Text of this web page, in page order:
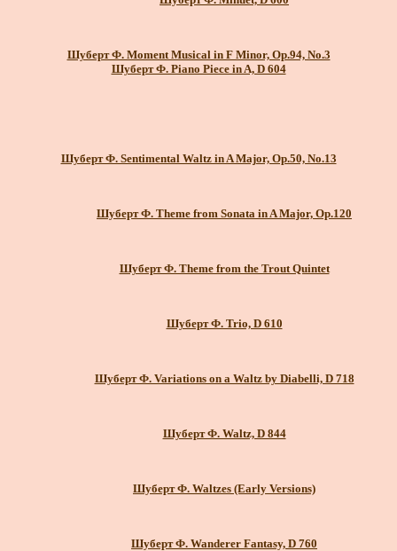
Шуберт Ф. Moment Musical in F Minor, Op.94, No.3
Шуберт Ф. Piano Piece in A, D 604
Шуберт Ф. Sentimental Waltz in A Major, Op.50, No.13
Шуберт Ф. Theme from Sonata in A Major, Op.120
Шуберт Ф. Theme from the Trout Quintet
Шуберт Ф. Trio, D 610
Шуберт Ф. Variations on a Waltz by Diabelli, D 718
Шуберт Ф. Waltz, D 844
Шуберт Ф. Waltzes (Early Versions)
Шуберт Ф. Wanderer Fantasy, D 760